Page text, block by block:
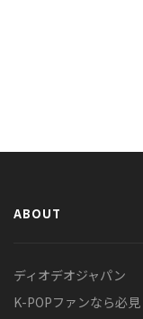
ABOUT
ディオデオジャパン
K-POPファンなら必見